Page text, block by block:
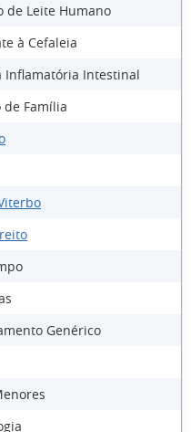
de Leite Humano
à Cefaleia
Inflamatória Intestinal
Família
Genérico